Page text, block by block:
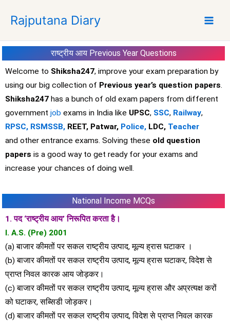
p
Rajputana Diary
राष्ट्रीय आय Previous Year Questions
Welcome to Shiksha247, improve your exam preparation by
using our big collection of Previous year’s question papers.
Shiksha247 has a bunch of old exam papers from different
government job exams in India like UPSC, SSC, Railway,
RPSC, RSMSSB, REET, Patwar, Police, LDC, Teacher
and other entrance exams. Solving these old question
papers is a good way to get ready for your exams and
increase your chances of doing well.
National Income MCQs
1. पद ‘राष्ट्रीय आय’ निरूपित करता है।
I. A.S. (Pre) 2001
(a) बाजार कीमतों पर सकल राष्ट्रीय उत्पाद, मूल्य ह्रास घटाकर ।
(b) बाजार कीमतों पर सकल राष्ट्रीय उत्पाद, मूल्य ह्रास घटाकर, विदेश से
प्राप्त निवल कारक आय जोड़कर।
(c) बाजार कीमतों पर सकल राष्ट्रीय उत्पाद, मूल्य ह्रास और अप्रत्यक्ष करों
को घटाकर, सब्सिडी जोड़कर।
(d) बाजार कीमतों पर सकल राष्ट्रीय उत्पाद, विदेश से प्राप्त निवल कारक